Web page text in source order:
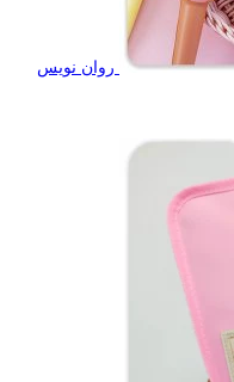
روان نویس